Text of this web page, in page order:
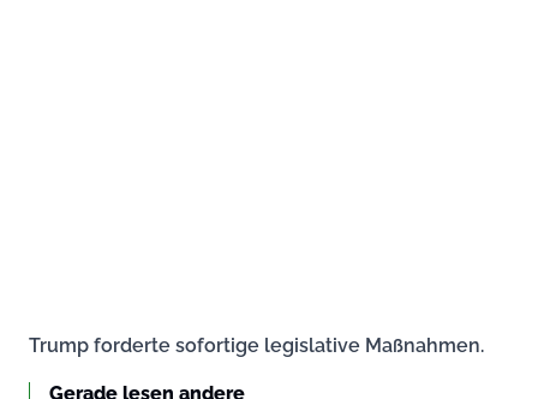
Trump forderte sofortige legislative Maßnahmen.
Gerade lesen andere